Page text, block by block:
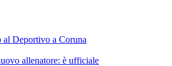
Deportivo a Coruna
allenatore: è ufficiale